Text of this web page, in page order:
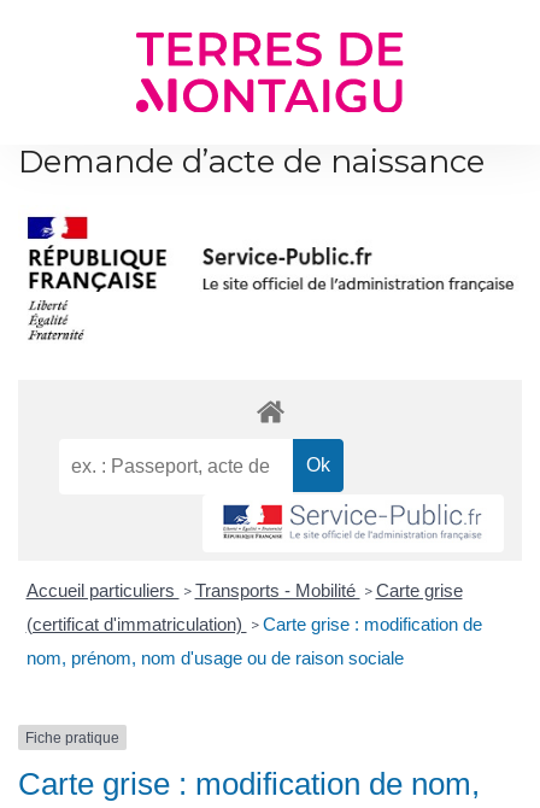
Demande d’acte de naissance
Accueil particuliers > Transports - Mobilité > Carte grise
(certificat d'immatriculation) > Carte grise : modification de
nom, prénom, nom d'usage ou de raison sociale
Fiche pratique
Carte grise : modification de nom,